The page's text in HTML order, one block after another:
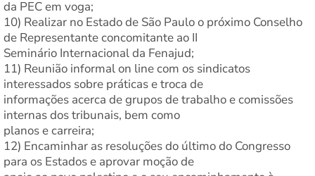
da PEC em voga;
10) Realizar no Estado de São Paulo o próximo Conselho
de Representante concomitante ao II
Seminário Internacional da Fenajud;
11) Reunião informal on line com os sindicatos
interessados sobre práticas e troca de
informações acerca de grupos de trabalho e comissões
internas dos tribunais, bem como
planos e carreira;
12) Encaminhar as resoluções do último do Congresso
para os Estados e aprovar moção de